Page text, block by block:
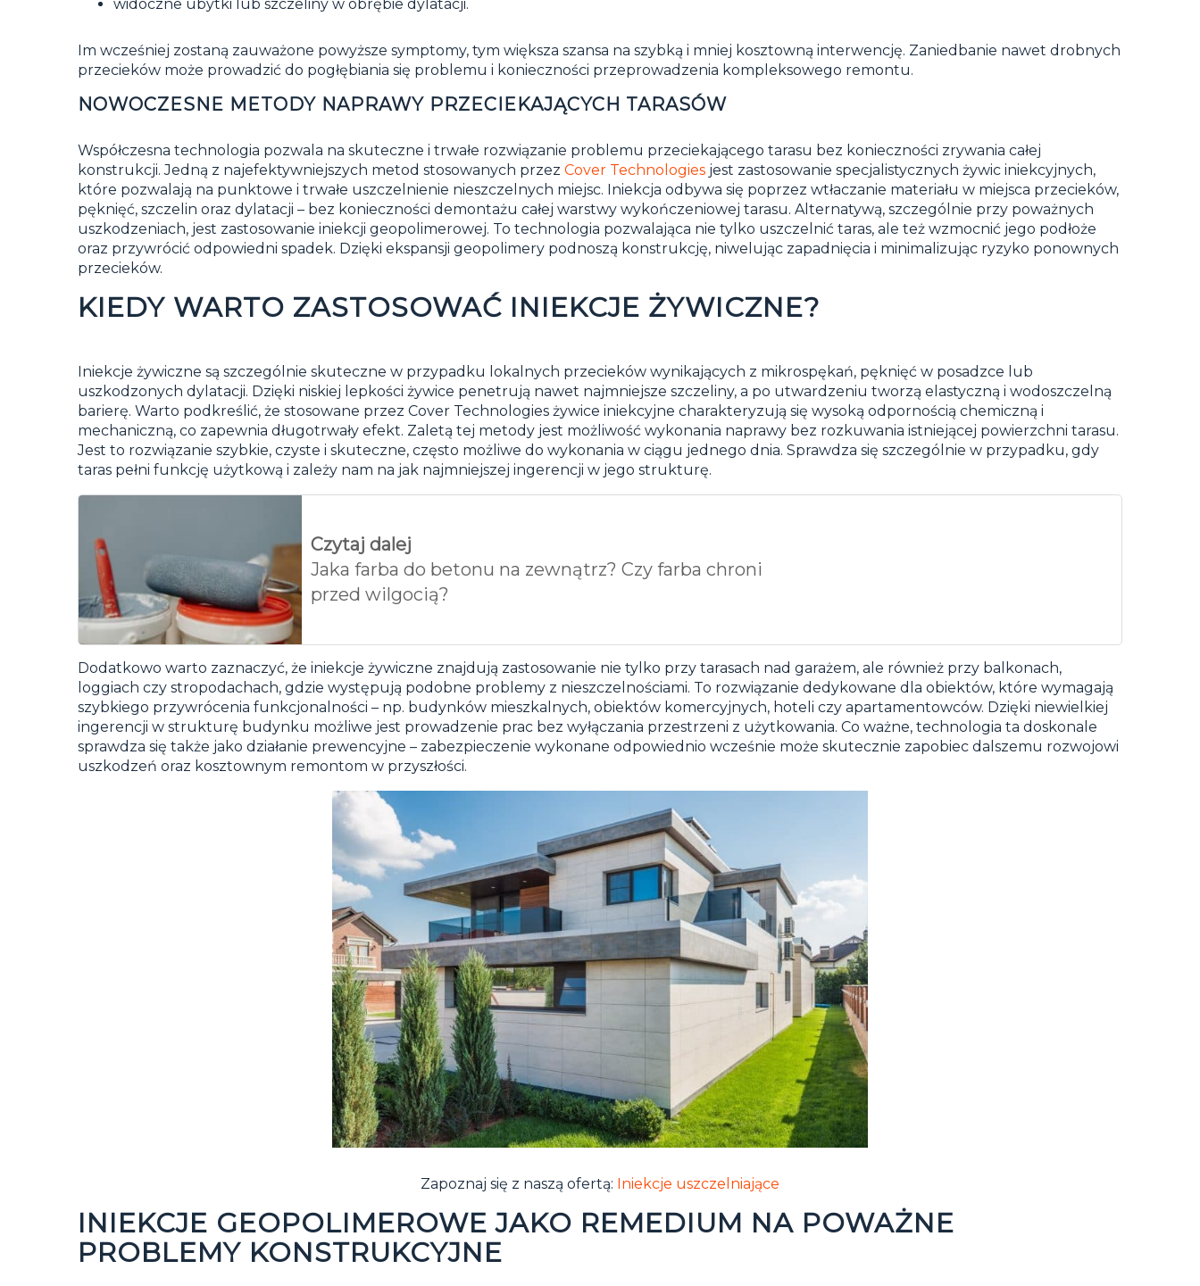
widoczne ubytki lub szczeliny w obrębie dylatacji.
Im wcześniej zostaną zauważone powyższe symptomy, tym większa szansa na szybką i mniej kosztowną interwencję. Zaniedbanie nawet drobnych
przecieków może prowadzić do pogłębiania się problemu i konieczności przeprowadzenia kompleksowego remontu.
NOWOCZESNE METODY NAPRAWY PRZECIEKAJĄCYCH TARASÓW
Współczesna technologia pozwala na skuteczne i trwałe rozwiązanie problemu przeciekającego tarasu bez konieczności zrywania całej
konstrukcji. Jedną z najefektywniejszych metod stosowanych przez Cover Technologies jest zastosowanie specjalistycznych żywic iniekcyjnych,
które pozwalają na punktowe i trwałe uszczelnienie nieszczelnych miejsc. Iniekcja odbywa się poprzez wtłaczanie materiału w miejsca przecieków,
pęknięć, szczelin oraz dylatacji – bez konieczności demontażu całej warstwy wykończeniowej tarasu. Alternatywą, szczególnie przy poważnych
uszkodzeniach, jest zastosowanie iniekcji geopolimerowej. To technologia pozwalająca nie tylko uszczelnić taras, ale też wzmocnić jego podłoże
oraz przywrócić odpowiedni spadek. Dzięki ekspansji geopolimery podnoszą konstrukcję, niwelując zapadnięcia i minimalizując ryzyko ponownych
przecieków.
KIEDY WARTO ZASTOSOWAĆ INIEKCJE ŻYWICZNE?
Iniekcje żywiczne są szczególnie skuteczne w przypadku lokalnych przecieków wynikających z mikrospękań, pęknięć w posadzce lub
uszkodzonych dylatacji. Dzięki niskiej lepkości żywice penetrują nawet najmniejsze szczeliny, a po utwardzeniu tworzą elastyczną i wodoszczelną
barierę. Warto podkreślić, że stosowane przez Cover Technologies żywice iniekcyjne charakteryzują się wysoką odpornością chemiczną i
mechaniczną, co zapewnia długotrwały efekt. Zaletą tej metody jest możliwość wykonania naprawy bez rozkuwania istniejącej powierzchni tarasu.
Jest to rozwiązanie szybkie, czyste i skuteczne, często możliwe do wykonania w ciągu jednego dnia. Sprawdza się szczególnie w przypadku, gdy
taras pełni funkcję użytkową i zależy nam na jak najmniejszej ingerencji w jego strukturę.
Czytaj dalej
Jaka farba do betonu na zewnątrz? Czy farba chroni
przed wilgocią?
Dodatkowo warto zaznaczyć, że iniekcje żywiczne znajdują zastosowanie nie tylko przy tarasach nad garażem, ale również przy balkonach,
loggiach czy stropodachach, gdzie występują podobne problemy z nieszczelnościami. To rozwiązanie dedykowane dla obiektów, które wymagają
szybkiego przywrócenia funkcjonalności – np. budynków mieszkalnych, obiektów komercyjnych, hoteli czy apartamentowców. Dzięki niewielkiej
ingerencji w strukturę budynku możliwe jest prowadzenie prac bez wyłączania przestrzeni z użytkowania. Co ważne, technologia ta doskonale
sprawdza się także jako działanie prewencyjne – zabezpieczenie wykonane odpowiednio wcześnie może skutecznie zapobiec dalszemu rozwojowi
uszkodzeń oraz kosztownym remontom w przyszłości.
Zapoznaj się z naszą ofertą: Iniekcje uszczelniające
INIEKCJE GEOPOLIMEROWE JAKO REMEDIUM NA POWAŻNE
PROBLEMY KONSTRUKCYJNE